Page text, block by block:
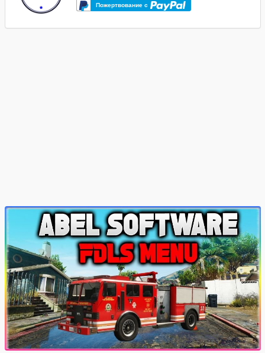
Пожертвование с